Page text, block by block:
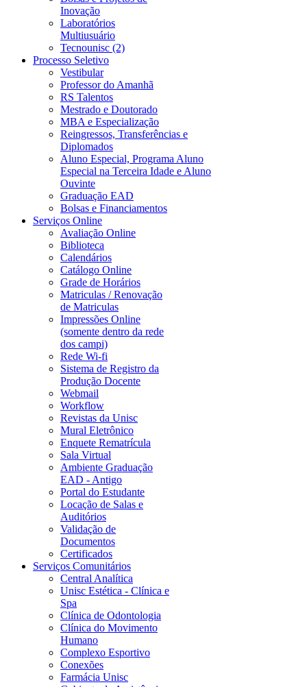
Inovação
Laboratórios
Multiusuário
Tecnounisc (2)
Processo Seletivo
Vestibular
Professor do Amanhã
RS Talentos
Mestrado e Doutorado
MBA e Especialização
Reingressos, Transferências e
Diplomados
Aluno Especial, Programa Aluno
Especial na Terceira Idade e Aluno
Ouvinte
Graduação EAD
Bolsas e Financiamentos
Serviços Online
Avaliação Online
Biblioteca
Calendários
Catálogo Online
Grade de Horários
Matriculas / Renovação
de Matriculas
Impressões Online
(somente dentro da rede
dos campi)
Rede Wi-fi
Sistema de Registro da
Produção Docente
Webmail
Workflow
Revistas da Unisc
Mural Eletrônico
Enquete Rematrícula
Sala Virtual
Ambiente Graduação
EAD - Antigo
Portal do Estudante
Locação de Salas e
Auditórios
Validação de
Documentos
Certificados
Serviços Comunitários
Central Analítica
Unisc Estética - Clínica e
Spa
Clínica de Odontologia
Clínica do Movimento
Humano
Complexo Esportivo
Conexões
Farmácia Unisc